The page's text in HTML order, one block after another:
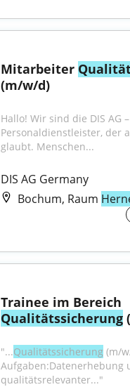
Mitarbeiter
(m/w/d)
Hallo! Wir sind die DIS AG
Personaldienstleister, der
glaubt. Menschen...
DIS AG Germany
Bochum, Raum
Qualitätssicherung
"...Qualitätssicherung (m/
Aufgaben:Datenerhebung
qualitätsrelevanter..."